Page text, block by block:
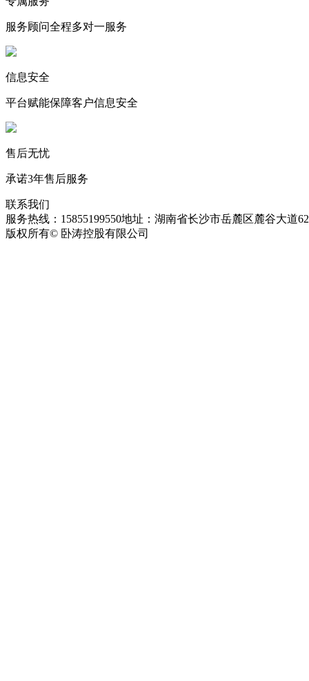
服务顾问全程多对一服务
信息安全
平台赋能保障客户信息安全
售后无忧
承诺3年售后服务
联系我们
服务热线：15855199550地址：湖南省长沙市岳麓区麓谷大道
版权所有© 卧涛控股有限公司